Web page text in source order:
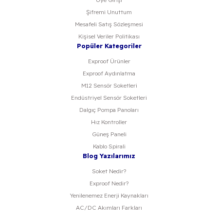
Şifremi Unuttum
Mesafeli Satış Sözleşmesi
Kişisel Veriler Politikası
Popüler Kategoriler
Exproof Ürünler
Exproof Aydınlatma
M12 Sensör Soketleri
Endüstriyel Sensör Soketleri
Dalgıç Pompa Panoları
Hız Kontroller
Güneş Paneli
Kablo Spirali
Blog Yazılarımız
Soket Nedir?
Exproof Nedir?
Yenilenemez Enerji Kaynakları
AC/DC Akımları Farkları